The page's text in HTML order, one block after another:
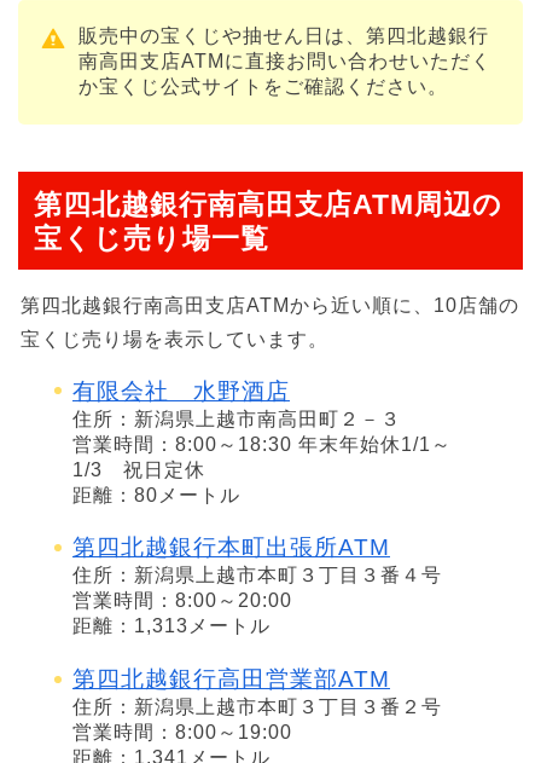
販売中の宝くじや抽せん日は、第四北越銀行
南高田支店ATMに直接お問い合わせいただく
か宝くじ公式サイトをご確認ください。
第四北越銀行南高田支店ATM周辺の
宝くじ売り場一覧
第四北越銀行南高田支店ATMから近い順に、10店舗の
宝くじ売り場を表示しています。
有限会社 水野酒店
住所：新潟県上越市南高田町２－３
営業時間：8:00～18:30 年末年始休1/1～
1/3 祝日定休
距離：80メートル
第四北越銀行本町出張所ATM
住所：新潟県上越市本町３丁目３番４号
営業時間：8:00～20:00
距離：1,313メートル
第四北越銀行高田営業部ATM
住所：新潟県上越市本町３丁目３番２号
営業時間：8:00～19:00
距離：1,341メートル